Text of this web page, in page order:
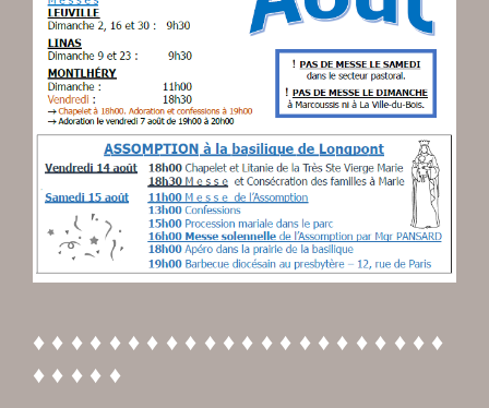
♦ ♦ ♦ ♦ ♦ ♦ ♦ ♦ ♦ ♦ ♦ ♦ ♦ ♦ ♦ ♦ ♦ ♦ ♦ ♦ ♦ ♦
♦ ♦ ♦ ♦ ♦